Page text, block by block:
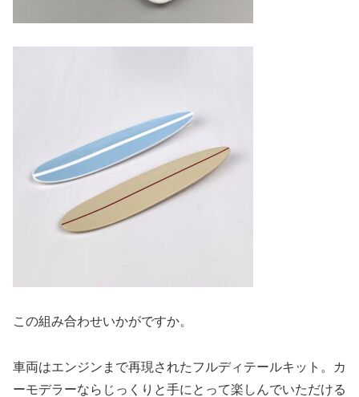
この組み合わせいかがですか。
車両はエンジンまで再現されたフルディテールキット。カ
ーモデラーならじっくりと手にとって楽しんでいただける